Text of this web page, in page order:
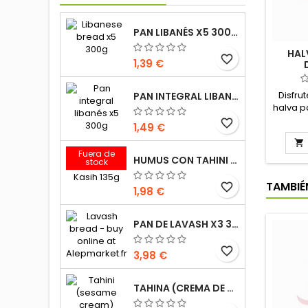
PAN LIBANÉS X5 300G
1,39 € favorite_border
PAN INTEGRAL LIBANÉS X5 300G
1,49 € favorite_border
Fuera de
stock HUMUS CON TAHINI KASIH 135G
1,98 € favorite_border
PAN DE LAVASH X3 300G
3,98 € favorite_border
TAHINA (CREMA DE SÉSAMO) DURRA 800G
halva
aceite
